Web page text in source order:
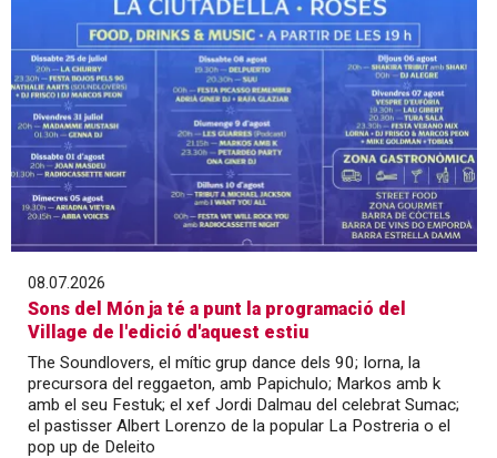
08.07.2026
Sons del Món ja té a punt la programació del
Village de l'edició d'aquest estiu
The Soundlovers, el mític grup dance dels 90; Iorna, la
precursora del reggaeton, amb Papichulo; Markos amb k
amb el seu Festuk; el xef Jordi Dalmau del celebrat Sumac;
el pastisser Albert Lorenzo de la popular La Postreria o el
pop up de Deleito